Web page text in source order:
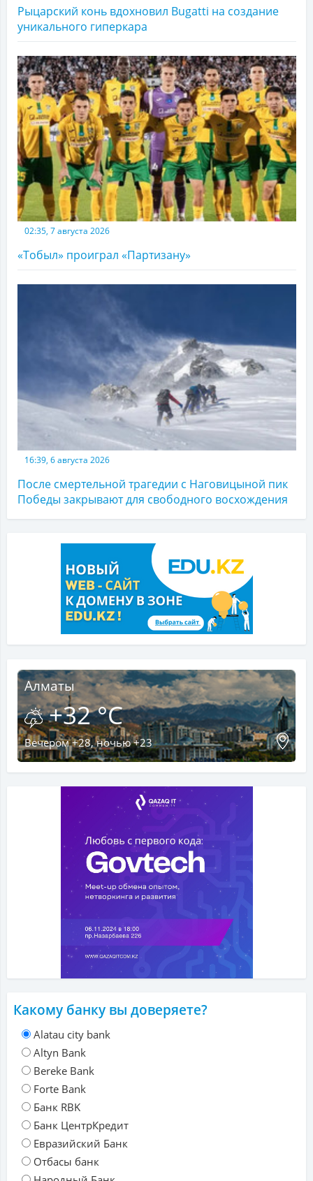
Рыцарский конь вдохновил Bugatti на создание
уникального гиперкара
02:35, 7 августа 2026
«Тобыл» проиграл «Партизану»
16:39, 6 августа 2026
После смертельной трагедии с Наговицыной пик
Победы закрывают для свободного восхождения
Алматы
+32 °C
Вечером +28, ночью +23
Какому банку вы доверяете?
Alatau city bank
Altyn Bank
Bereke Bank
Forte Bank
Банк RBK
Банк ЦентрКредит
Евразийский Банк
Отбасы банк